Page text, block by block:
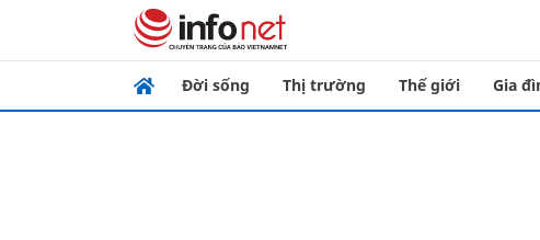
Đời sống Thị trường Thế giới Gia